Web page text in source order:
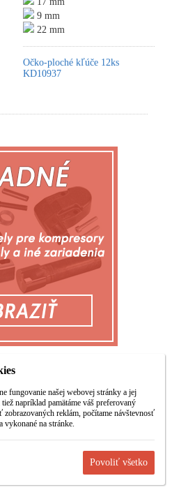
Vibrátor poker 2m
KD10856
9 mm
22 mm
Očko-ploché kľúče 12ks
KD10937
fungovanie našej webovej stránky a jej
napríklad pamätáme váš preferovaný
zobrazovaných reklám, počítame návštevnosť
vykonané na stránke.
Povoliť všetko